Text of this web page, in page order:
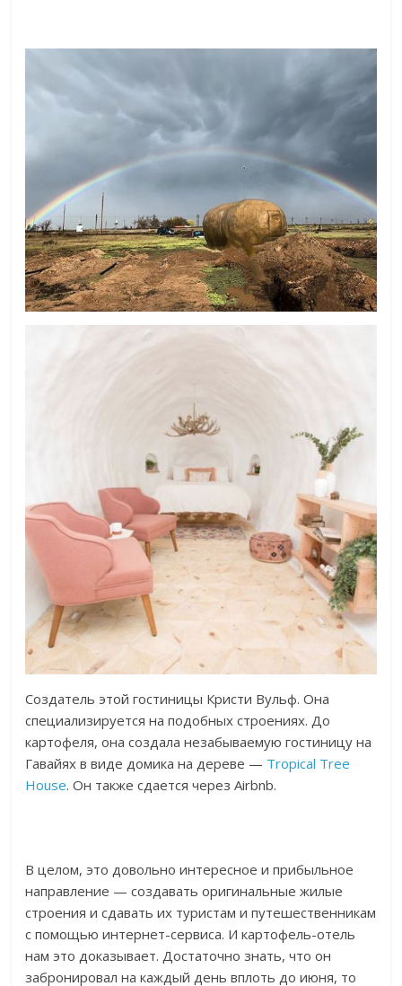
Создатель этой гостиницы Кристи Вульф. Она
специализируется на подобных строениях. До
картофеля, она создала незабываемую гостиницу на
Гавайях в виде домика на дереве — Tropical Tree
House. Он также сдается через Airbnb.
В целом, это довольно интересное и прибыльное
направление — создавать оригинальные жилые
строения и сдавать их туристам и путешественникам
с помощью интернет-сервиса. И картофель-отель
нам это доказывает. Достаточно знать, что он
забронировал на каждый день вплоть до июня, то